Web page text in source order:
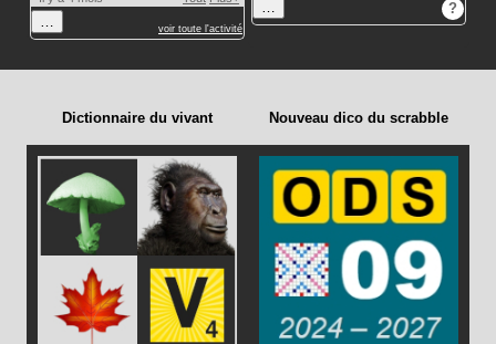
… voir toute l'activité
… ?
Dictionnaire du vivant Nouveau dico du scrabble